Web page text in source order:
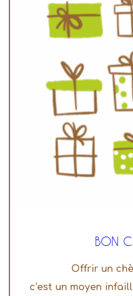
BON
Offrir un
c’est un moyen